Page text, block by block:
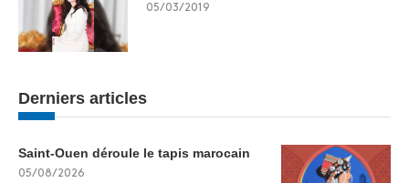
05/03/2019
Derniers articles
Saint-Ouen déroule le tapis marocain
05/08/2026